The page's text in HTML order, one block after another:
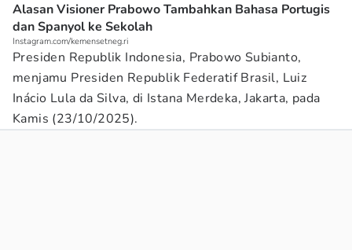
Alasan Visioner Prabowo Tambahkan Bahasa Portugis
dan Spanyol ke Sekolah
Instagram.com/kemensetneg.ri
Presiden Republik Indonesia, Prabowo Subianto,
menjamu Presiden Republik Federatif Brasil, Luiz
Inácio Lula da Silva, di Istana Merdeka, Jakarta, pada
Kamis (23/10/2025).